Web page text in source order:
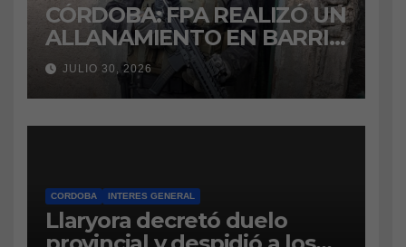
CÓRDOBA: FPA REALIZÓ UN
ALLANAMIENTO EN BARRIO
VILLA BOEDO
RELACIONADO CON UNA
CAUSA DE DROGAS EN LA
CÁRCEL DE BOUWER
JULIO 30, 2026
CORDOBA INTERES GENERAL
Llaryora decretó duelo